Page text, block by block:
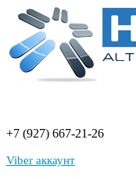
+7 (927) 667-21-26
Viber аккаунт